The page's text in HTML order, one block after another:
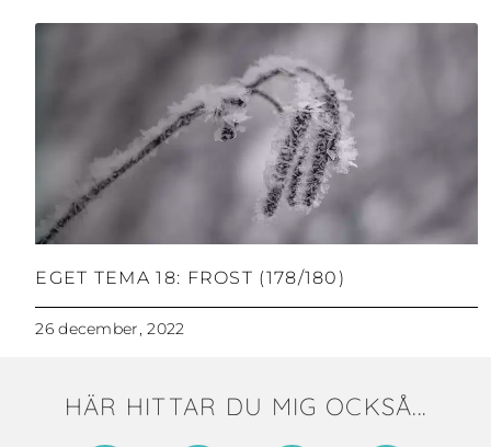
EGET TEMA 18: FROST (178/180)
26 december, 2022
HÄR HITTAR DU MIG OCKSÅ...